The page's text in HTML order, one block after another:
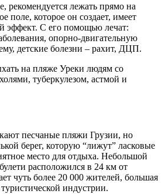
рекомендуется лежать прямо на
поле, которое он создает, имеет
эффект. С его помощью лечат:
опорно-двигательную
детские болезни – рахит, ДЦП.
на пляже Уреки людям со
туберкулезом, астмой и
песчаные пляжи Грузии, но
берег, которую “лижут” ласковые
место для отдыха. Небольшой
расположился в 24 км от
чуть более 20 000 жителей, большая
индустрии.